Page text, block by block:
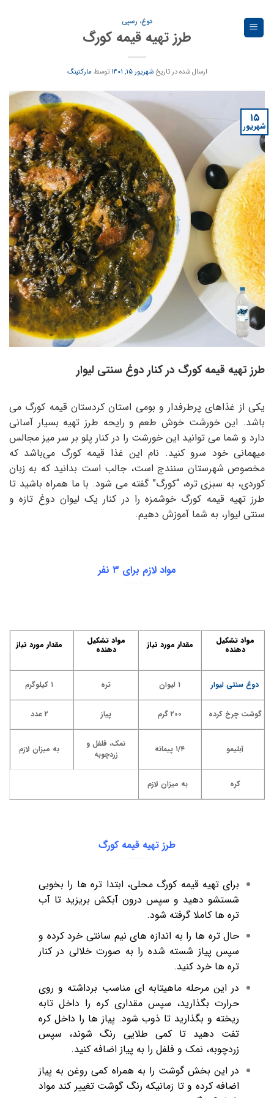
content
دوغ، رسپی
طرز تهیه قیمه کورگ
ارسال شده در تاریخشهریور ۱۵, ۱۴۰۱ توسطمارکتینگ
۱۵
شهریور
طرز تهیه قیمه کورگ در کنار دوغ سنتی لیوار
یکی از غذاهای پرطرفدار و بومی استان کردستان قیمه کورگ می
باشد. این خورشت خوش طعم و رایحه طرز تهیه بسیار آسانی
دارد و شما می توانید این خورشت را در کنار پلو بر سر میز مجالس
میهمانی خود سرو کنید. نام این غذا قیمه کورگ می‌باشد که
مخصوص شهرستان سنندج است، جالب است بدانید که به زبان
کوردی، به سبزی تره، “کورگ” گفته می شود. با ما همراه باشید تا
طرز تهیه قیمه کورگ خوشمزه را در کنار یک لیوان دوغ تازه و
سنتی لیوار، به شما آموزش دهیم.
مواد لازم برای ۳ نفر
مواد تشکیل
دهنده مقدار مورد نیاز مواد تشکیل
دهنده مقدار مورد نیاز
دوغ سنتی لیوار ۱ لیوان تره ۱ کیلوگرم
گوشت چرخ کرده ۲۰۰ گرم پیاز ۲ عدد
آبلیمو ۱/۴ پیمانه
نمک، فلفل و
زردچوبه
به میزان لازم
کره به میزان لازم
طرز تهیه قیمه کورگ
برای تهیه قیمه کورگ محلی، ابتدا تره ها را بخوبی
شستشو دهید و سپس درون آبکش بریزید تا آب
تره ها کاملا گرفته شود.
حال تره ها را به اندازه های نیم سانتی خرد کرده و
سپس پیاز شسته شده را به صورت خلالی در کنار
تره ها خرد کنید.
در این مرحله ماهیتابه ای مناسب برداشته و روی
حرارت بگذارید، سپس مقداری کره را داخل تابه
ریخته و بگذارید تا ذوب شود. پیاز ها را داخل کره
تفت دهید تا کمی طلایی رنگ شوند، سپس
زردچوبه، نمک و فلفل را به پیاز اضافه کنید.
در این بخش گوشت را به همراه کمی روغن به پیاز
اضافه کرده و تا زمانیکه رنگ گوشت تغییر کند مواد